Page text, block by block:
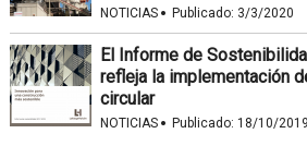
NOTICIAS · Publicado: 3/3/2020
El Informe de
refleja la implementación
circular
NOTICIAS · Publicado: 18/10/2019